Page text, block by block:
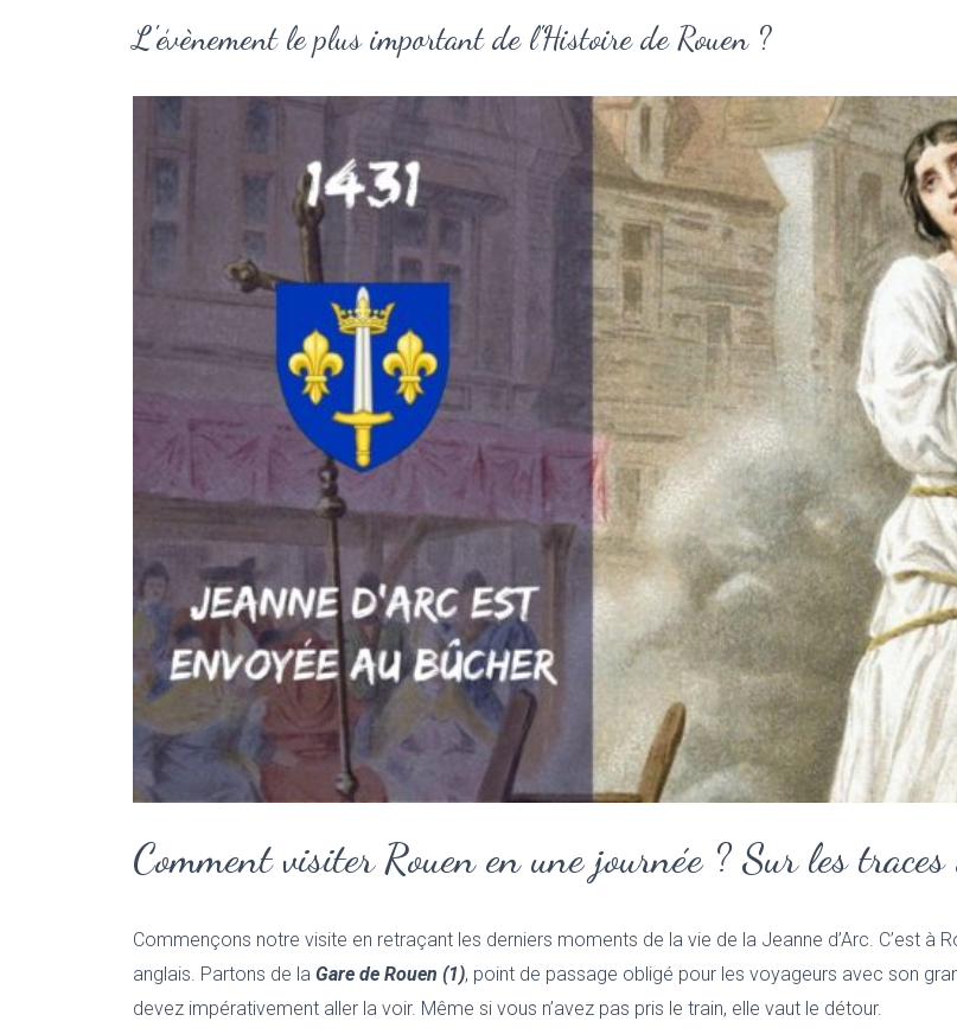
L'évènement le plus important de l'Histoire de Rouen ?
Comment visiter Rouen en une journée ? Sur les
Commençons notre visite en retraçant les derniers moments de la vie de la Jeanne d’Arc. C’est à
anglais. Partons de la Gare de Rouen (1), point de passage obligé pour les voyageurs avec son
devez impérativement aller la voir. Même si vous n’avez pas pris le train, elle vaut le détour.